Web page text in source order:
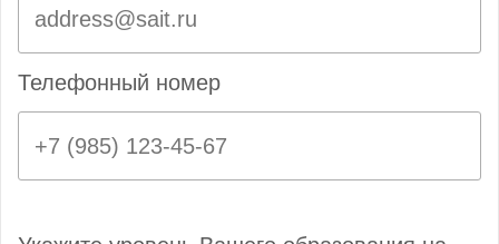
Телефонный номер